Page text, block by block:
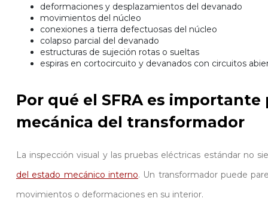
deformaciones y desplazamientos del devanado
movimientos del núcleo
conexiones a tierra defectuosas del núcleo
colapso parcial del devanado
estructuras de sujeción rotas o sueltas
espiras en cortocircuito y devanados con circuitos
Por qué el SFRA es
mecánica del transformador
La inspección visual y las pruebas eléctricas estándar no
del estado mecánico interno. Un transformador puede
movimientos o deformaciones en su interior.